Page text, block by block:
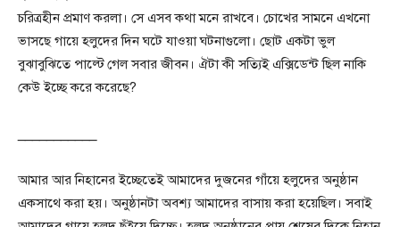
চরিত্রহীন প্রমাণ করলা। সে এসব কথা মনে রাখবে। চোখের সামনে এখনো
ভাসছে গায়ে হলুদের দিন ঘটে যাওয়া ঘটনাগুলো। ছোট একটা ভুল
বুঝাবুঝিতে পাল্টে গেল সবার জীবন। ঐটা কী সত্যিই এক্সিডেন্ট ছিল নাকি
কেউ ইচ্ছে করে করেছে?
আমার আর নিহানের ইচ্ছেতেই আমাদের দুজনের গাঁয়ে হলুদের অনুষ্ঠান
একসাথে করা হয়। অনুষ্ঠানটা অবশ্য আমাদের বাসায় করা হয়েছিল। সবাই